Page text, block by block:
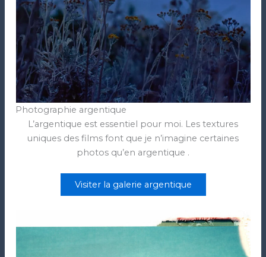
Photographie argentique
L’argentique est essentiel pour moi. Les textures
uniques des films font que je n’imagine certaines
photos qu’en argentique .
Visiter la galerie argentique